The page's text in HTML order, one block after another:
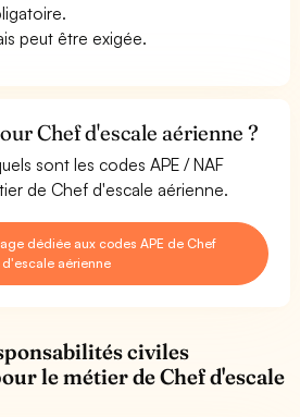
peut être exigée.
Chef d'escale aérienne ?
sont les codes APE / NAF
de Chef d'escale aérienne.
dédiée aux codes APE de Chef
d'escale aérienne
civiles
le métier de Chef d'escale